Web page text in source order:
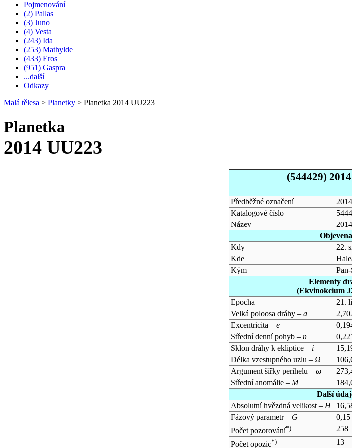
Pojmenování
(2) Pallas
(3) Juno
(4) Vesta
(243) Ida
(253) Mathylde
(433) Eros
(951) Gaspra
...další
Odkazy
Malá tělesa > Planetky > Planetka 2014 UU223
Planetka
2014 UU223
(544429)
Předběžné označení
Katalogové číslo
Název
Objevena
Kdy
22.
Kde
Kým
Elementy
(Ekvinokcium
Epocha
21.
Velká poloosa dráhy – a
Excentricita – e
Střední denní pohyb – n
Sklon dráhy k ekliptice – i
Délka vzestupného uzlu – Ω
Argument šířky perihelu – ω
Střední anomálie – M
Další
Absolutní hvězdná velikost – H
Fázový parametr – G
0,15
Počet pozorování*)
258
Počet opozic*)
13